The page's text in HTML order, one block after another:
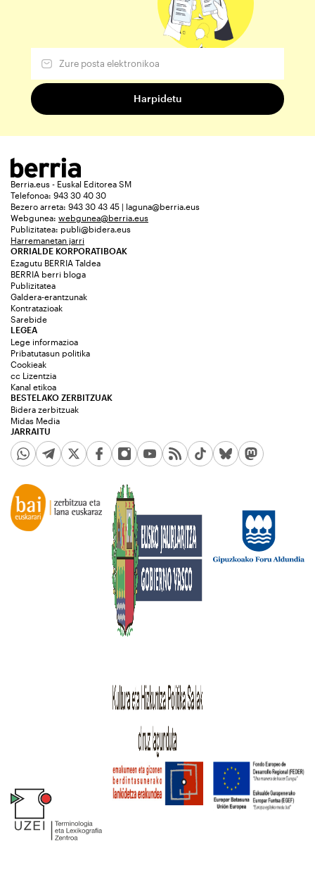
Berria.eus - Euskal Editorea SM
Telefonoa: 943 30 40 30
Bezero arreta: 943 30 43 45 | laguna@berria.eus
Webgunea: webgunea@berria.eus
Publizitatea: publi@bidera.eus
Harremanetan jarri
ORRIALDE KORPORATIBOAK
Ezagutu BERRIA Taldea
BERRIA berri bloga
Publizitatea
Galdera-erantzunak
Kontratazioak
Sarebide
JARRAITU
LEGEA
Lege informazioa
Pribatutasun politika
Cookieak
cc Lizentzia
Kanal etikoa
BESTELAKO ZERBITZUAK
Bidera zerbitzuak
Midas Media